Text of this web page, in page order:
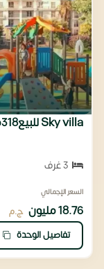
Sky villa للبيع318متر فيولاندسكيب
السعر الإجمالي
18.76 مليون ج.م
تفاصيل الوحدة